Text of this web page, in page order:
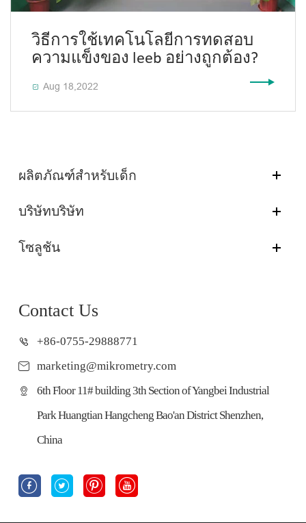
วิธีการใช้เทคโนโลยีการทดสอบ
ความแข็งของ leeb อย่างถูกต้อง?
 Aug 18,2022
ผลิตภัณฑ์สำหรับเด็ก
บริษัทบริษัท
โซลูชัน
Contact Us
+86-0755-29888771
marketing@mikrometry.com
6th Floor 11# building 3th Section of Yangbei Industrial
Park Huangtian Hangcheng Bao'an District Shenzhen,
China
   